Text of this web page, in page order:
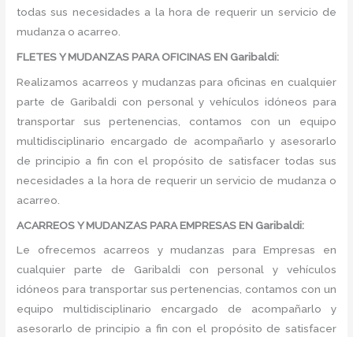
todas sus necesidades a la hora de requerir un servicio de
mudanza o acarreo.
FLETES Y MUDANZAS PARA OFICINAS EN Garibaldi:
Realizamos acarreos y mudanzas para oficinas en cualquier
parte de Garibaldi con personal y vehículos idóneos para
transportar sus pertenencias, contamos con un equipo
multidisciplinario encargado de acompañarlo y asesorarlo
de principio a fin con el propósito de satisfacer todas sus
necesidades a la hora de requerir un servicio de mudanza o
acarreo.
ACARREOS Y MUDANZAS PARA EMPRESAS EN Garibaldi:
Le ofrecemos acarreos y mudanzas para Empresas en
cualquier parte de Garibaldi con personal y vehículos
idóneos para transportar sus pertenencias, contamos con un
equipo multidisciplinario encargado de acompañarlo y
asesorarlo de principio a fin con el propósito de satisfacer